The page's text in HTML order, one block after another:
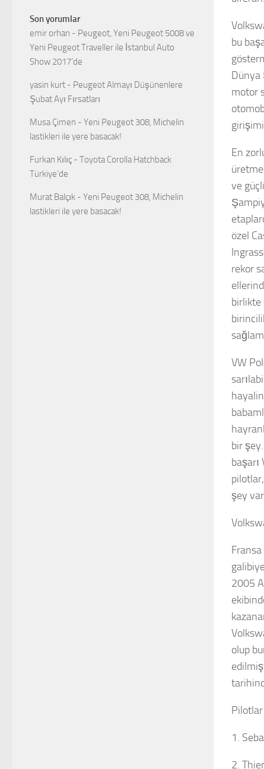
bu
Dünya
motor
En
ve
özel
rekor
birlikte
VW
bir
şey
2005
olup
1.
2.
Son yorumlar
emir orhan - Peugeot, Yeni Peugeot 5008 ve
Yeni Peugeot Traveller ile İstanbul Auto
Show 2017’de
yasin kurt - Peugeot Almayı Düşünenlere
Şubat Ayı Fırsatları
Musa Çimen - Yeni Peugeot 308, Michelin
lastikleri ile yere basacak!
Furkan Kılıç - Toyota Corolla Hatchback
Türkiye’de
Murat Balçık - Yeni Peugeot 308, Michelin
lastikleri ile yere basacak!